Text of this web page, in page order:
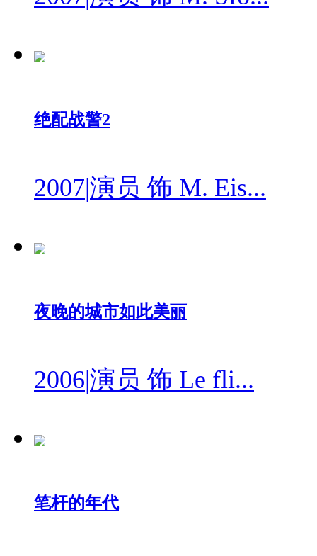
绝配战警2
2007|演员 饰 M. Eis...
夜晚的城市如此美丽
2006|演员 饰 Le fli...
笔杆的年代